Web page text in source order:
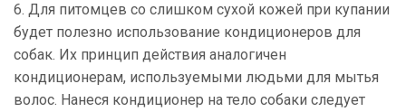
6. Для питомцев со слишком сухой кожей при купании
будет полезно использование кондиционеров для
собак. Их принцип действия аналогичен
кондиционерам, используемыми людьми для мытья
волос. Нанеся кондиционер на тело собаки следует